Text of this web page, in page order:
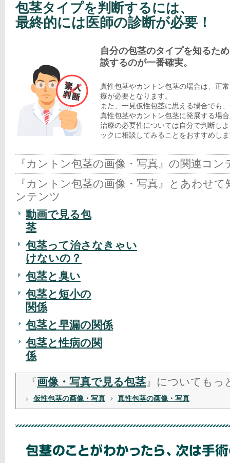
包茎タイプを判断するには、
最終的には医師の診断が必要！
自分の包茎のタイプを知るた
談するのが一番確実。
真性包茎やカントン包茎の場合は、正
療が必要となります。
また、一見仮性包茎に思える場合でも
真性包茎やカントン包茎に発展する場
治療の必要性については自分で判断し
ックに相談してみることをおすすめし
『カントン包茎の画像・写真』の関連コン
『カントン包茎の画像・写真』とあわせ
ンテンツ
動画で見る包
茎
包茎って治さなきゃい
けないの？
包茎と臭い
包茎と短小の
関係
包茎と早漏の関係
包茎と性病の関
係
『画像・写真で見る包茎』についてもっ
仮性包茎の画像・写真 真性包茎の画像・写真